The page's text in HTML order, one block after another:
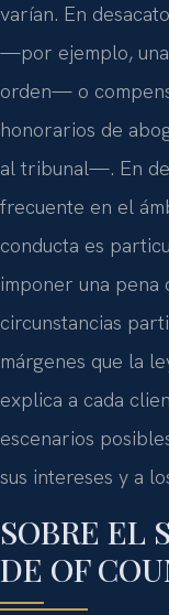
varían. En
—por ejemplo, una
orden— o
honorarios de
al tribunal—. En
frecuente en el
conducta es
imponer una pena
circunstancias
márgenes que la
explica a cada
escenarios
sus intereses y a
SOBRE EL
DE OF